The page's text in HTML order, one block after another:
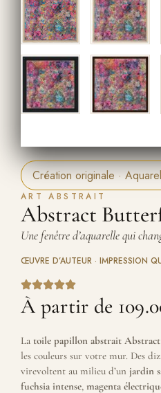
Création originale ·
ART ABSTRAIT
Abstract
Une fenêtre d’aquarelle qui
ŒUVRE D’AUTEUR · IMPRESSION
À partir de
La toile papillon abstrait
les couleurs sur votre mur. Des
virevoltent au milieu d’un jardin
fuchsia intense, magenta